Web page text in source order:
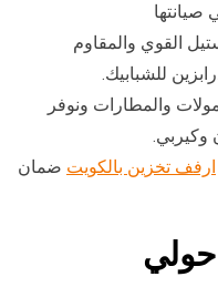
القوي والمقاوم
للشبابيك.
والمطارات ونوفر
وكيربي.
ارفف تخزين بالكويت ضمان
حولي